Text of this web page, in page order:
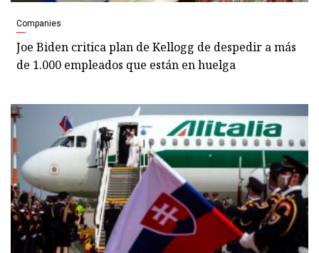
Companies
Joe Biden critica plan de Kellogg de despedir a más
de 1.000 empleados que están en huelga